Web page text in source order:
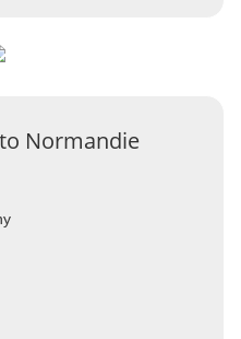
Normandie